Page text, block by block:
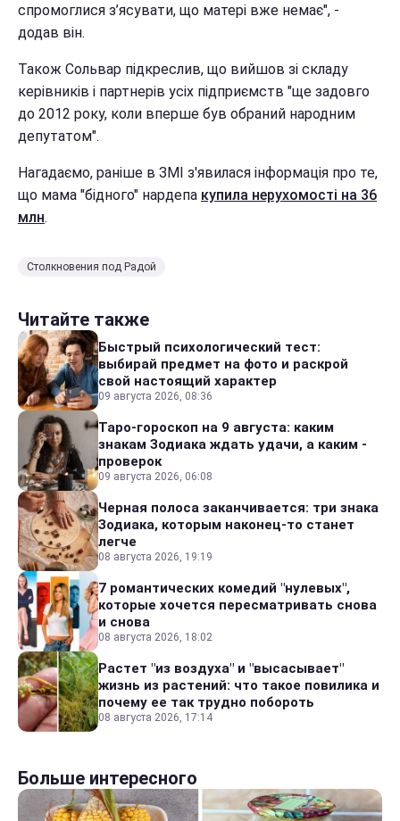
спромоглися з’ясувати, що матері вже немає", -
додав він.
Також Сольвар підкреслив, що вийшов зі складу
керівників і партнерів усіх підприємств "ще задовго
до 2012 року, коли вперше був обраний народним
депутатом".
Нагадаємо, раніше в ЗМІ з'явилася інформація про те,
що мама "бідного" нардепа купила нерухомості на 36
млн.
Столкновения под Радой
Читайте также
Быстрый психологический тест:
выбирай предмет на фото и раскрой
свой настоящий характер
09 августа 2026, 08:36
Таро-гороскоп на 9 августа: каким
знакам Зодиака ждать удачи, а каким -
проверок
09 августа 2026, 06:08
Черная полоса заканчивается: три знака
Зодиака, которым наконец-то станет
легче
08 августа 2026, 19:19
7 романтических комедий "нулевых",
которые хочется пересматривать снова
и снова
08 августа 2026, 18:02
Растет "из воздуха" и "высасывает"
жизнь из растений: что такое повилика и
почему ее так трудно побороть
08 августа 2026, 17:14
Больше интересного